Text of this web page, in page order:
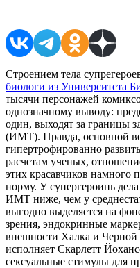
Строением тела
биологи из Университета
тысячи персонажей
однозначному выводу:
один, выходят за границы
(ИМТ). Правда, основной
гипертрофированно
расчетам ученых,
этих красавчиков намного
норму. У супергероинь
ИМТ ниже, чем у
выгодно выделяется на
зрения, эндокринные
внешности Халка и Черной
исполняет Скарлетт
сексуальные стимулы для